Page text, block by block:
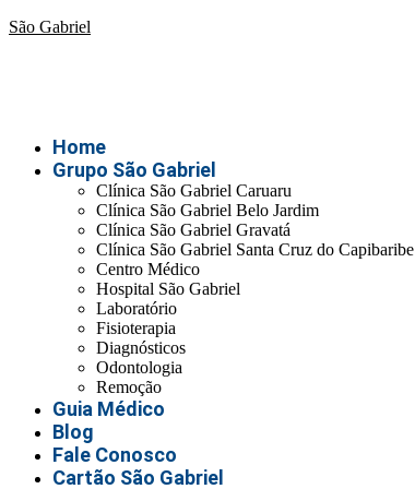
São Gabriel
Home
Grupo São Gabriel
Clínica São Gabriel Caruaru
Clínica São Gabriel Belo Jardim
Clínica São Gabriel Gravatá
Clínica São Gabriel Santa Cruz do Capibaribe
Centro Médico
Hospital São Gabriel
Laboratório
Fisioterapia
Diagnósticos
Odontologia
Remoção
Guia Médico
Blog
Fale Conosco
Cartão São Gabriel